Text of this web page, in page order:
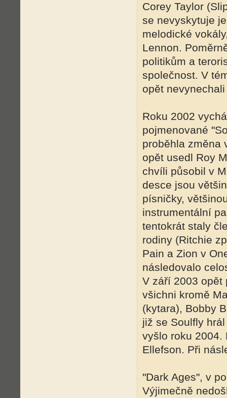
Corey Taylor
se nevyskytuje
melodické
Lennon.
politikům a
společnost. V
opět
Roku 2002
pojmenované
proběhla změna
opět usedl Roy
chvíli působil v
desce jsou
písničky,
instrumentální
tentokrát staly
rodiny (Ritchie
Pain a Zion v
následovalo
V září 2003 opět
všichni kromě
(kytara), Bobby
již se Soulfly
vyšlo roku 2004.
Ellefson. Při
"Dark Ages", v
Výjimečně